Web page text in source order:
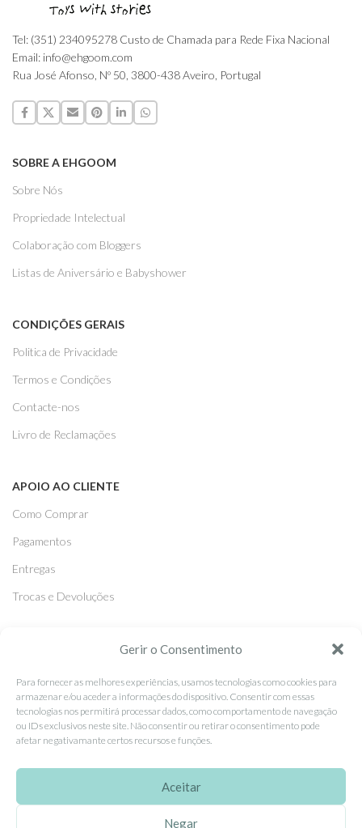
Gerir o Consentimento
Para fornecer as melhores experiências, usamos tecnologias como cookies para
armazenar e/ou aceder a informações do dispositivo. Consentir com essas
tecnologias nos permitirá processar dados, como comportamento de navegação
ou IDs exclusivos neste site. Não consentir ou retirar o consentimento pode
afetar negativamante certos recursos e funções.
Aceitar
Negar
Tel: (351) 234095278 Custo de Chamada para Rede Fixa Nacional
Email: info@ehgoom.com
Rua José Afonso, Nº 50, 3800-438 Aveiro, Portugal
SOBRE A EHGOOM
Sobre Nós
Propriedade Intelectual
Colaboração com Bloggers
Listas de Aniversário e Babyshower
CONDIÇÕES GERAIS
Politica de Privacidade
Termos e Condições
Contacte-nos
Livro de Reclamações
APOIO AO CLIENTE
Como Comprar
Pagamentos
Entregas
Trocas e Devoluções
Facebook
Instagram
Pinterest